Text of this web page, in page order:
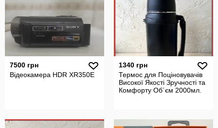
7500 грн
Вiдеокамера HDR XR350E
1340 грн
Термос для Поціновувачів
Високої Якості Зручності та
Комфорту Об´єм 2000мл.